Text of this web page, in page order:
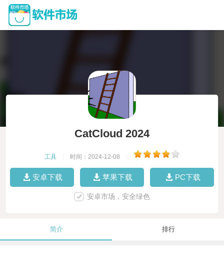
CatCloud 2024
工具 时间：2024-12-08
安卓下载 苹果下载 PC下载
安卓市场，安全绿色
简介 排行